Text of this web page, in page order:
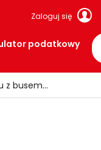
Zaloguj się
podatkowy
Ile trzeba zarabiać, aby spokojnie żyć w Holandii?